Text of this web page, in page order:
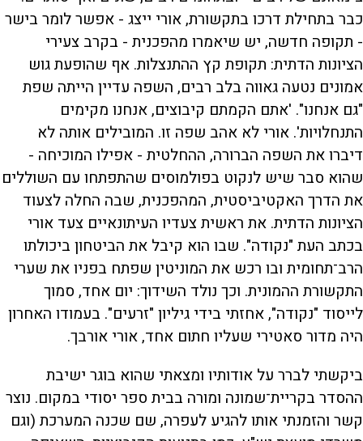
כבר בתחילת דרכו בתקשורת, אורי ייצג - אפשר לומר בישר
- תקופה חדשה, יש שיאמרו מהפכנית - בקרב צעירי
הציונות הדתית: תקופת קץ ההתנצלות. אף שהופעת גוש
אמונים נטעה גאווה בלב רבים, השפה עדיין הייתה שפת
"גם אנחנו". 'אתם הקמתם קיבוצים, אנחנו מקימים
התנחלויות'. אורי לא אהב שפה זו. המובילים אותה לא
דיברו את השפה הברורה, ההחלטית - אפילו המוכיחה -
שהוא סבר שיש לנקוט בפולמוסים שהתפתחו עם השוללים
את הדרך האקטיביסטית, המהפכנית, שבה החלה לצעוד
הציונות הדתית. את ראשית צעדיו העיתונאיים צעד אורי
בכתב העת "נקודה". שבו הוא קיבל את הביטחון ביכולתו
הרב־תחומית ובו רכש את המוניטין שפתח בפניו את שערי
התקשורת ההמונית. וכך נולד השידוך: יום אחד, סמוך
לייסוד "נקודה", אחזתי בידי גיליון "זרעים". בעמודו האחרון
היה מדור סאטירי שעליו חתום אחד, אורי אורבך.
ביקשתי לברר על אודותיו ומצאתי שהוא בוגר ישיבת
ההסדר בקריית־שמונה ומורה בבית ספר יסודי במקום. נוצר
קשר והזמנתי אותו להגיע לעפרה, שם שכנה המערכת (וגם